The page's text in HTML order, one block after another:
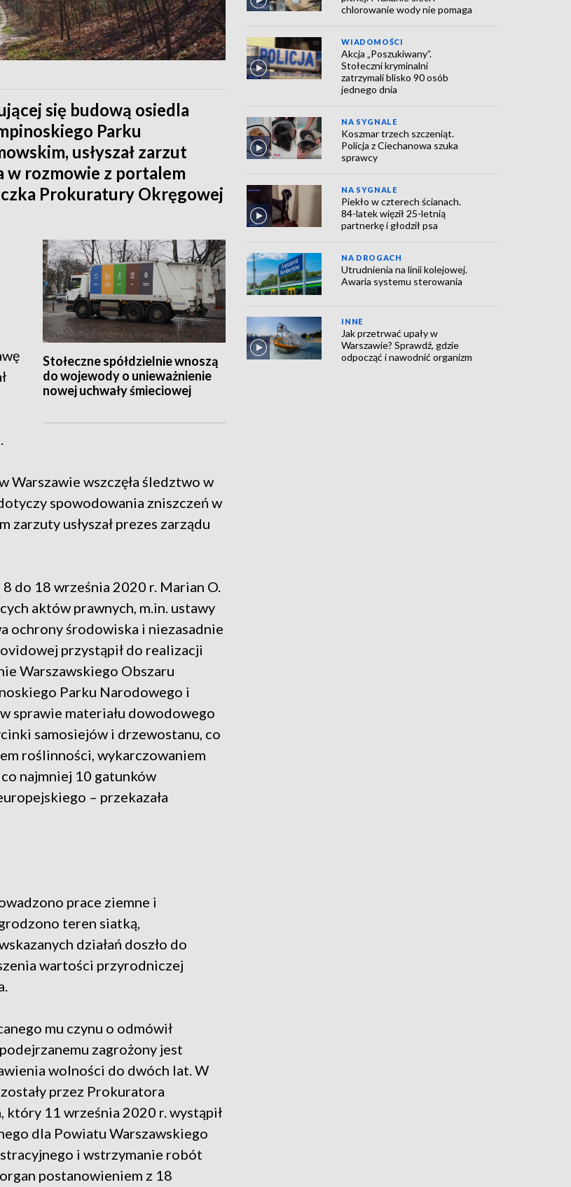
się budową osiedla
Parku
usłyszał zarzut
w rozmowie z portalem
Prokuratury Okręgowej
Stołeczne spółdzielnie wnoszą
do wojewody o unieważnienie
nowej uchwały śmieciowej
Warszawie wszczęła śledztwo w
spowodowania zniszczeń w
usłyszał prezes zarządu
do 18 września 2020 r. Marian O.
aktów prawnych, m.in. ustawy
ochrony środowiska i niezasadnie
przystąpił do realizacji
Warszawskiego Obszaru
Parku Narodowego i
sprawie materiału dowodowego
samosiejów i drzewostanu, co
roślinności, wykarczowaniem
najmniej 10 gatunków
– przekazała
prace ziemne i
teren siatką,
działań doszło do
wartości przyrodniczej
mu czynu o odmówił
zagrożony jest
wolności do dwóch lat. W
przez Prokuratora
który 11 września 2020 r. wystąpił
dla Powiatu Warszawskiego
i wstrzymanie robót
postanowieniem z 18
chlorowanie wody nie pomaga
WIADOMOŚCI
Akcja „Poszukiwany”.
Stołeczni kryminalni
zatrzymali blisko 90 osób
jednego dnia
NA SYGNALE
Koszmar trzech szczeniąt.
Policja z Ciechanowa szuka
sprawcy
NA SYGNALE
Piekło w czterech ścianach.
84-latek więził 25-letnią
partnerkę i głodził psa
NA DROGACH
Utrudnienia na linii kolejowej.
Awaria systemu sterowania
INNE
Jak przetrwać upały w
Warszawie? Sprawdź, gdzie
odpocząć i nawodnić organizm